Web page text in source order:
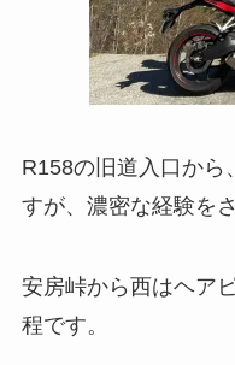
R158の旧道入口から
すが、濃密な経験を
安房峠から西はヘア
程です。